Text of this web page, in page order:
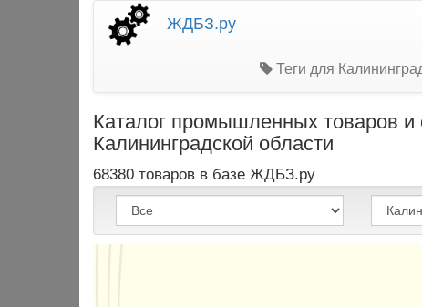
ЖДБЗ.ру
Теги для
Каталог промышленных товаров и
Калининградской области
68380 товаров в базе ЖДБЗ.ру